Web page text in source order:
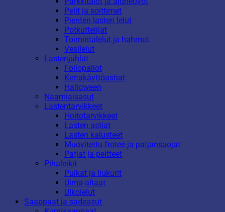
Pelit ja soittimet
Pienten lasten lelut
Potkuttelijat
Toimintalelut ja hahmot
Vesilelut
Lastenjuhlat
Foliopallot
Kertakäyttöastiat
Halloween
Naamiaisasut
Lastentarvikkeet
Hoitotarvikkeet
Lasten astiat
Lasten kalusteet
Muovitettu frotee ja patjansuojat
Patjat ja peitteet
Pihaleikit
Pulkat ja liukurit
Uima-altaat
Ulkolelut
Saappaat ja sadeasut